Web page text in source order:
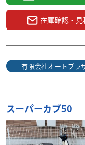
在庫確認・
有限会社オートプラ
スーパーカブ50